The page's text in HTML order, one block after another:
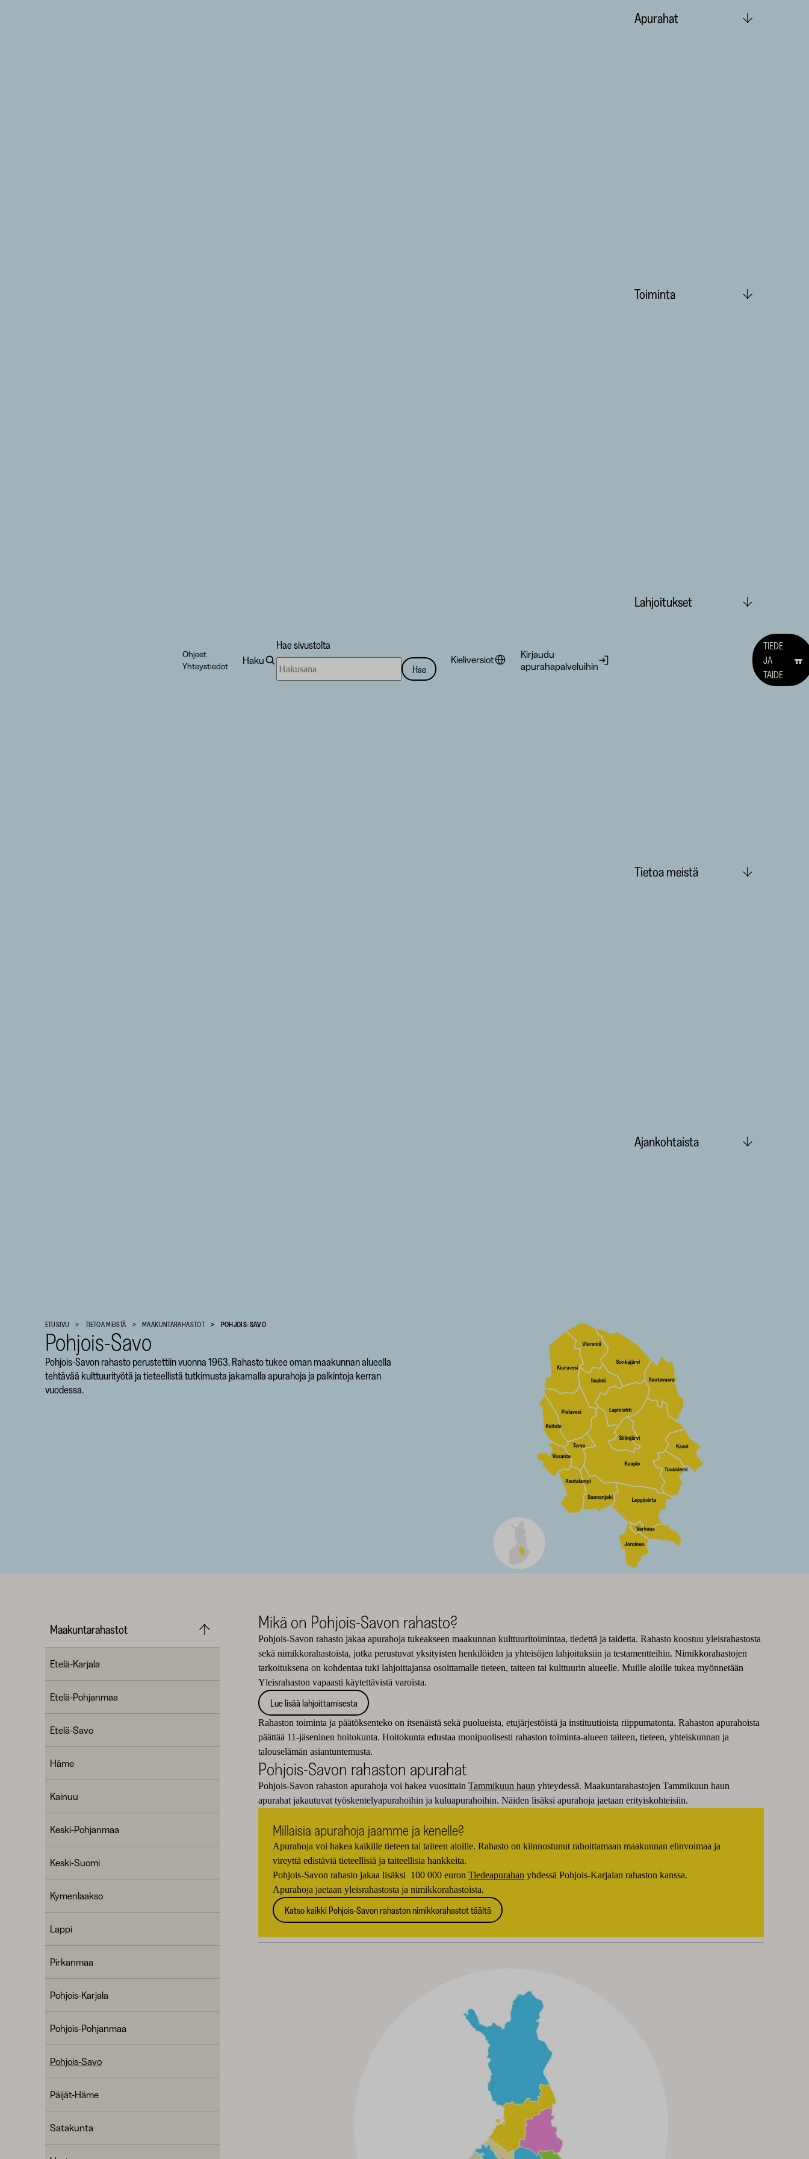
–
SKR
Ohjeet
Yhteystiedot
Haku
Hae sivustolta
sivustolta
Hae
Kieliversiot
Kirjaudu
apurahapalveluihin
Apurahat
Toiminta
Lahjoitukset
Tietoa meistä
Ajankohtaista
TIEDE
JA
TAIDE
ETUSIVU TIETOA MEISTÄ MAAKUNTARAHASTOT POHJOIS-SAVO
Pohjois-Savo
Pohjois-Savon rahasto perustettiin vuonna 1963. Rahasto tukee oman maakunnan alueella
tehtävää kulttuurityötä ja tieteellistä tutkimusta jakamalla apurahoja ja palkintoja kerran
vuodessa.
Maakuntarahastot
Etelä-Karjala
Etelä-Pohjanmaa
Etelä-Savo
Häme
Kainuu
Keski-Pohjanmaa
Keski-Suomi
Kymenlaakso
Lappi
Pirkanmaa
Pohjois-Karjala
Pohjois-Pohjanmaa
Pohjois-Savo
Päijät-Häme
Satakunta
Mikä on Pohjois-Savon rahasto?
Pohjois-Savon rahasto jakaa apurahoja tukeakseen maakunnan kulttuuritoimintaa, tiedettä ja taidetta. Rahasto koostuu yleisrahastosta
sekä nimikkorahastoista, jotka perustuvat yksityisten henkilöiden ja yhteisöjen lahjoituksiin ja testamentteihin. Nimikkorahastojen
tarkoituksena on kohdentaa tuki lahjoittajansa osoittamalle tieteen, taiteen tai kulttuurin alueelle. Muille aloille tukea myönnetään
Yleisrahaston vapaasti käytettävistä varoista.
Lue lisää lahjoittamisesta
Rahaston toiminta ja päätöksenteko on itsenäistä sekä puolueista, etujärjestöistä ja instituutioista riippumatonta. Rahaston apurahoista
päättää 11-jäseninen hoitokunta. Hoitokunta edustaa monipuolisesti rahaston toiminta-alueen taiteen, tieteen, yhteiskunnan ja
talouselämän asiantuntemusta.
Pohjois-Savon rahaston apurahat
Pohjois-Savon rahaston apurahoja voi hakea vuosittainTammikuun haun yhteydessä. Maakuntarahastojen Tammikuun haun
apurahat jakautuvat työskentelyapurahoihin ja kuluapurahoihin. Näiden lisäksi apurahoja jaetaan erityiskohteisiin.
Millaisia apurahoja jaamme ja kenelle?
Apurahoja voi hakea kaikille tieteen tai taiteen aloille. Rahasto on kiinnostunut rahoittamaan maakunnan elinvoimaa ja
vireyttä edistäviä tieteellisiä ja taiteellisia hankkeita.
Pohjois-Savon rahasto jakaa lisäksi 100 000 euronTiedeapurahan yhdessä Pohjois-Karjalan rahaston kanssa.
Apurahoja jaetaan yleisrahastosta ja nimikkorahastoista.
Katso kaikki Pohjois-Savon rahaston nimikkorahastot täältä